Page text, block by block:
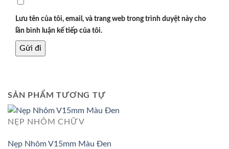
Lưu tên của tôi, email, và trang web trong trình duyệt này cho
lần bình luận kế tiếp của tôi.
SẢN PHẨM TƯƠNG TỰ
NẸP NHÔM CHỮ V
Nẹp Nhôm V15mm Màu Đen